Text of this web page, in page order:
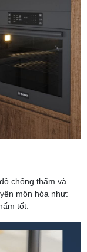
chống thấm và
môn hóa như:
tốt.